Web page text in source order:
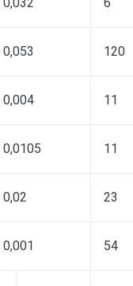
0,053 120
0,004 11
0,0105 11
0,02 23
0,001 54